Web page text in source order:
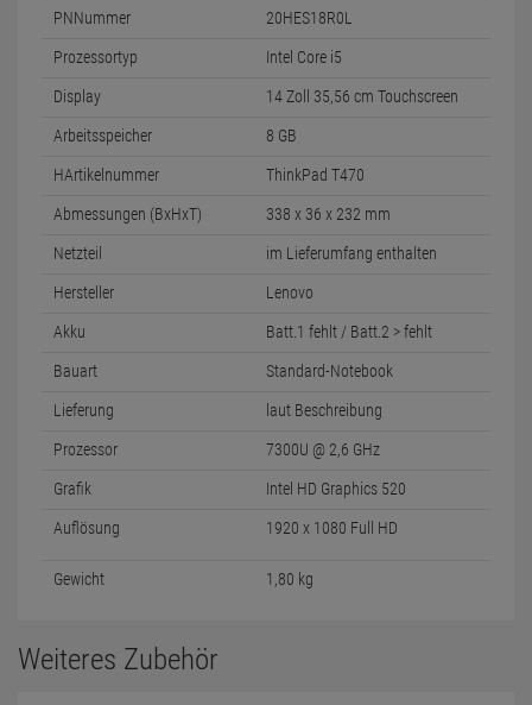
PNNummer 20HES18R0L
Prozessortyp Intel Core i5
Display 14 Zoll 35,56 cm Touchscreen
Arbeitsspeicher 8 GB
HArtikelnummer ThinkPad T470
Abmessungen (BxHxT) 338 x 36 x 232 mm
Netzteil im Lieferumfang enthalten
Hersteller Lenovo
Akku Batt.1 fehlt / Batt.2 > fehlt
Bauart Standard-Notebook
Lieferung laut Beschreibung
Prozessor 7300U @ 2,6 GHz
Grafik Intel HD Graphics 520
Auflösung 1920 x 1080 Full HD
Gewicht 1,80 kg
Weiteres Zubehör